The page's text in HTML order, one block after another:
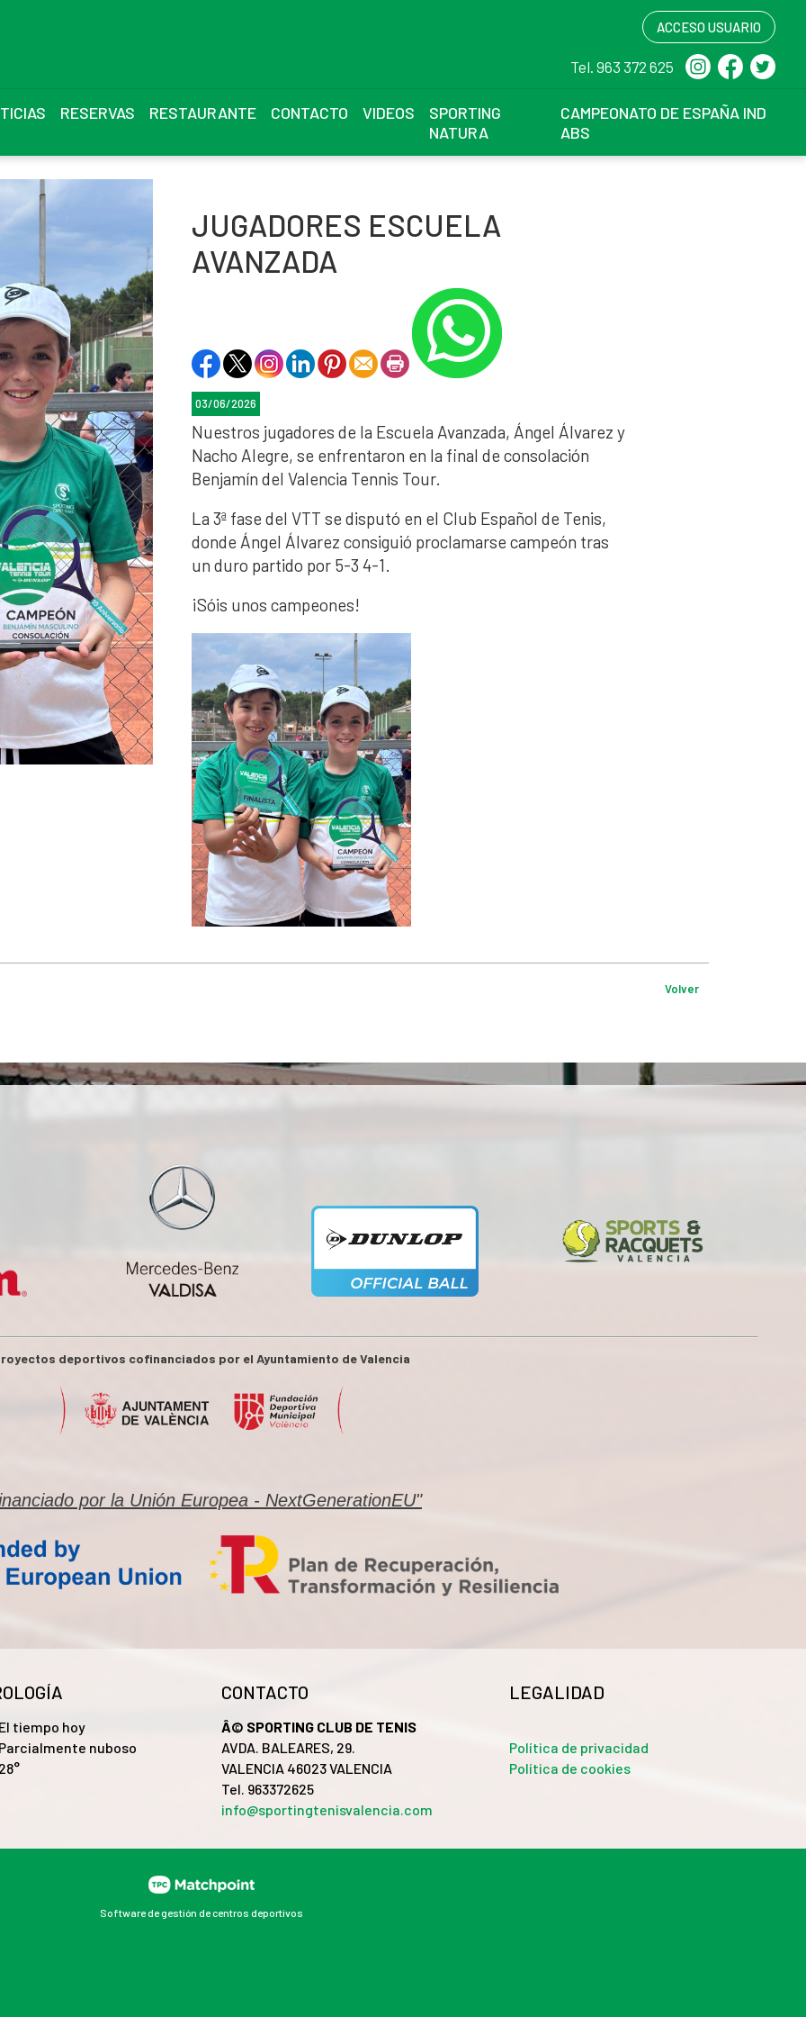
ACCESO USUARIO
Tel. 963 372 625
RESERVAS RESTAURANTE CONTACTO VIDEOS
SPORTING
NATURA
CAMPEONATO DE ESPAÑA IND
ABS
JUGADORES ESCUELA
AVANZADA
03/06/2026
Nuestros jugadores de la Escuela Avanzada, Ángel Álvarez y
Nacho Alegre, se enfrentaron en la final de consolación
Benjamín del Valencia Tennis Tour.
La 3ª fase del VTT se disputó en el Club Español de Tenis,
donde Ángel Álvarez consiguió proclamarse campeón tras
un duro partido por 5-3 4-1.
¡Sóis unos campeones!
Volver
deportivos cofinanciados por el Ayuntamiento de Valencia
por la Unión Europea - NextGenerationEU"
tiempo hoy
nuboso
CONTACTO
Â© SPORTING CLUB DE TENIS
AVDA. BALEARES, 29.
VALENCIA 46023 VALENCIA
Tel. 963372625
info@sportingtenisvalencia.com
LEGALIDAD
Política de privacidad
Política de cookies
Software de gestión de centros deportivos